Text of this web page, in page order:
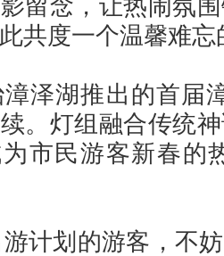
留念，让热闹氛
共度一个温馨难
泽湖推出的首届
。灯组融合传统
市民游客新春的
计划的游客，不